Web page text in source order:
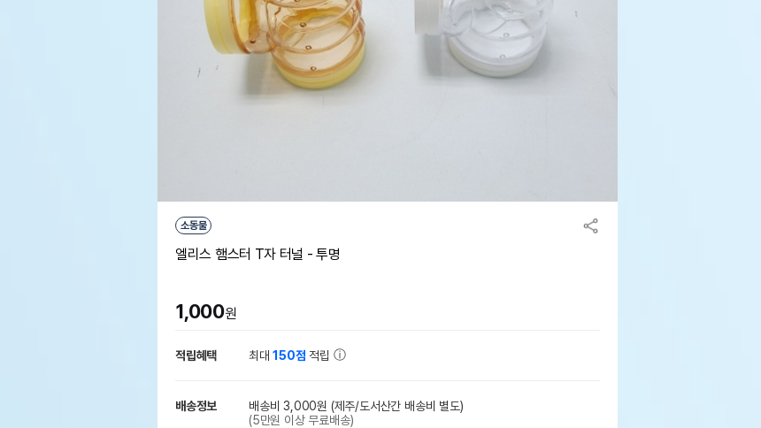
소동물
엘리스 햄스터 T자 터널 - 투명
1,000원
적립혜택 최대150점 적립
배송정보 배송비 3,000원 (제주/도서산간 배송비 별도)
(5만원 이상 무료배송)